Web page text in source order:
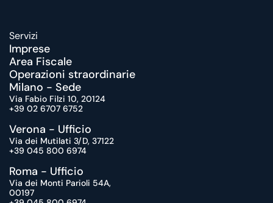
Servizi
Imprese
Area Fiscale
Operazioni straordinarie
Milano - Sede
Via Fabio Filzi 10, 20124
+39 02 6707 6752
Verona - Ufficio
Via dei Mutilati 3/D, 37122
+39 045 800 6974
Roma - Ufficio
Via dei Monti Parioli 54A,
00197